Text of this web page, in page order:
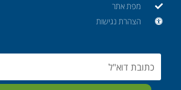
מפת אתר
הצהרת נגישות
Email